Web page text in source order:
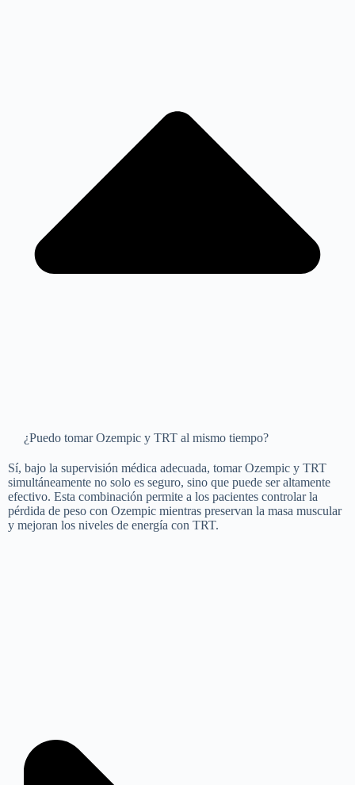
¿Puedo tomar Ozempic y TRT al mismo tiempo?
Sí, bajo la supervisión médica adecuada, tomar Ozempic y TRT
simultáneamente no solo es seguro, sino que puede ser altamente
efectivo. Esta combinación permite a los pacientes controlar la
pérdida de peso con Ozempic mientras preservan la masa muscular
y mejoran los niveles de energía con TRT.